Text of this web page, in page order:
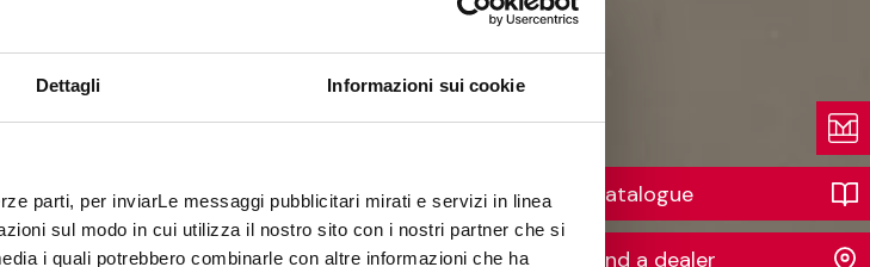
Dettagli Informazioni sui cookie
parti, per inviarLe messaggi pubblicitari mirati e servizi in linea
sul modo in cui utilizza il nostro sito con i nostri partner che si
i quali potrebbero combinarle con altre informazioni che ha
Catalogue
Find a dealer